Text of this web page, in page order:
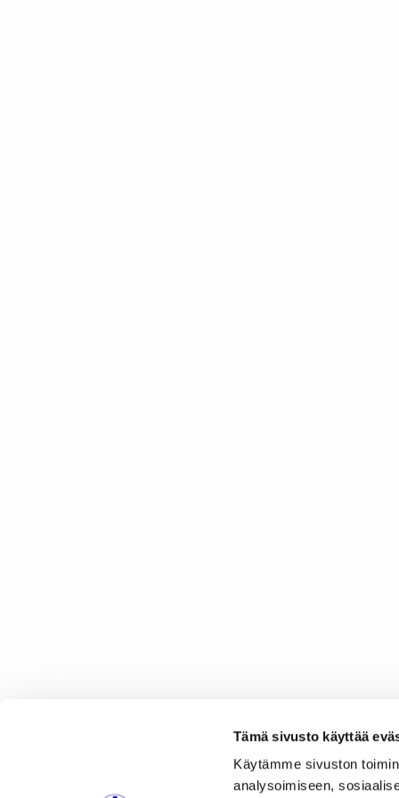
Tämä sivusto käyttää
Käytämme sivuston
analysoimiseen,